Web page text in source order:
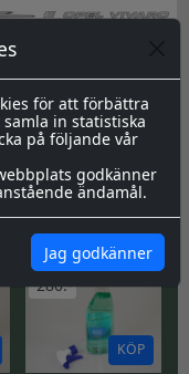
för att förbättra
in statistiska
på följande vår
godkänner
ändamål.
Jag godkänner
Opel Vivaro
Opel Vivaro
SE
ALLA
280:-
KÖP